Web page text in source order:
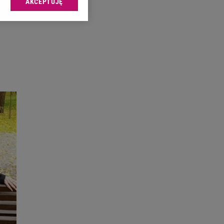
sp. z o.o., jej
celów identyfikacji.
reklam i treści,